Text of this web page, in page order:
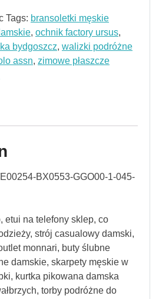
Tags: bransoletki męskie
, ochnik factory ursus,
bydgoszcz, walizki podróżne
assn, zimowe płaszcze
BX0553-GGO00-1-045-
etui na telefony sklep, co
strój casualowy damski,
monnari, buty ślubne
damskie, skarpety męskie w
kurtka pikowana damska
torby podróżne do